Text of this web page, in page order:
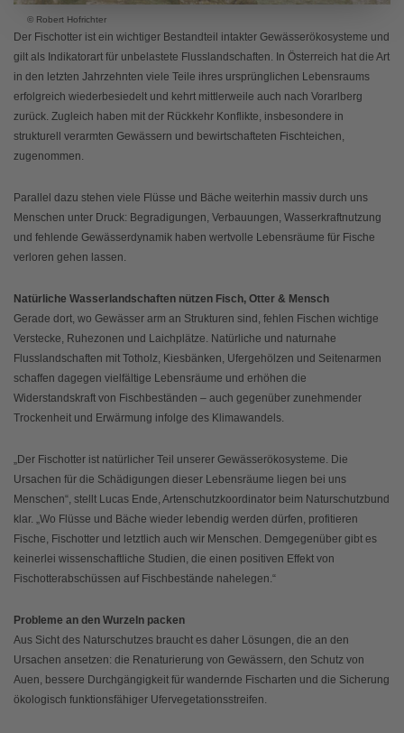
© Robert Hofrichter
Der Fischotter ist ein wichtiger Bestandteil intakter Gewässerökosysteme und
gilt als Indikatorart für unbelastete Flusslandschaften. In Österreich hat die Art
in den letzten Jahrzehnten viele Teile ihres ursprünglichen Lebensraums
erfolgreich wiederbesiedelt und kehrt mittlerweile auch nach Vorarlberg
zurück. Zugleich haben mit der Rückkehr Konflikte, insbesondere in
strukturell verarmten Gewässern und bewirtschafteten Fischteichen,
zugenommen.
Parallel dazu stehen viele Flüsse und Bäche weiterhin massiv durch uns
Menschen unter Druck: Begradigungen, Verbauungen, Wasserkraftnutzung
und fehlende Gewässerdynamik haben wertvolle Lebensräume für Fische
verloren gehen lassen.
Natürliche Wasserlandschaften nützen Fisch, Otter & Mensch
Gerade dort, wo Gewässer arm an Strukturen sind, fehlen Fischen wichtige
Verstecke, Ruhezonen und Laichplätze. Natürliche und naturnahe
Flusslandschaften mit Totholz, Kiesbänken, Ufergehölzen und Seitenarmen
schaffen dagegen vielfältige Lebensräume und erhöhen die
Widerstandskraft von Fischbeständen – auch gegenüber zunehmender
Trockenheit und Erwärmung infolge des Klimawandels.
„Der Fischotter ist natürlicher Teil unserer Gewässerökosysteme. Die
Ursachen für die Schädigungen dieser Lebensräume liegen bei uns
Menschen“, stellt Lucas Ende, Artenschutzkoordinator beim Naturschutzbund
klar. „Wo Flüsse und Bäche wieder lebendig werden dürfen, profitieren
Fische, Fischotter und letztlich auch wir Menschen. Demgegenüber gibt es
keinerlei wissenschaftliche Studien, die einen positiven Effekt von
Fischotterabschüssen auf Fischbestände nahelegen.“
Probleme an den Wurzeln packen
Aus Sicht des Naturschutzes braucht es daher Lösungen, die an den
Ursachen ansetzen: die Renaturierung von Gewässern, den Schutz von
Auen, bessere Durchgängigkeit für wandernde Fischarten und die Sicherung
ökologisch funktionsfähiger Ufervegetationsstreifen.